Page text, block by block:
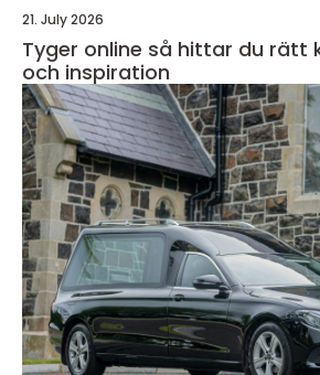
21. July 2026
Tyger online så hittar du rätt kvalitet, pris
och inspiration